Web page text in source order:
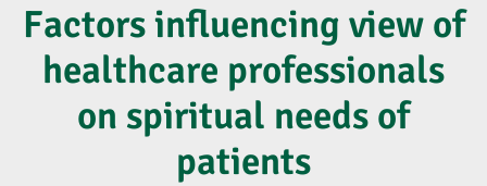
Factors influencing view of
healthcare professionals
on spiritual needs of
patients